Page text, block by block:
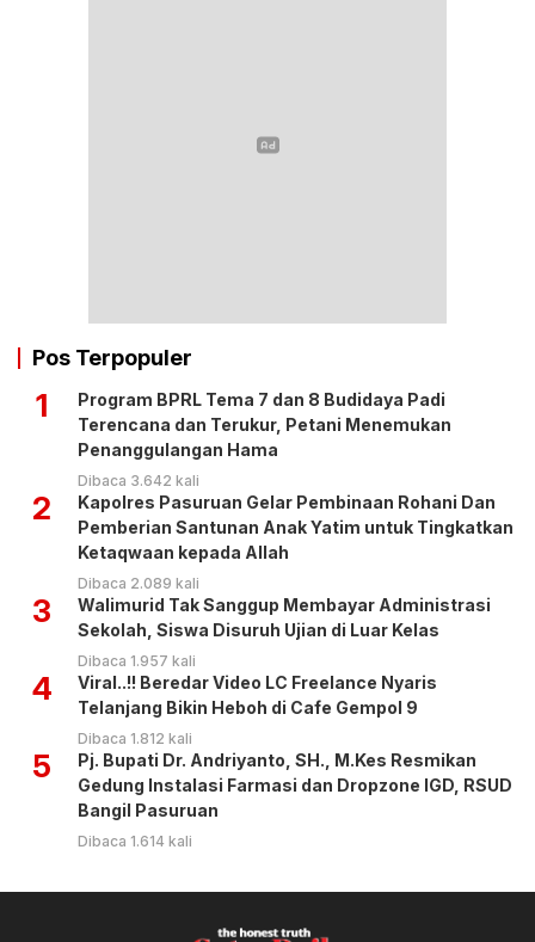
Pos Terpopuler
1
Program BPRL Tema 7 dan 8 Budidaya Padi
Terencana dan Terukur, Petani Menemukan
Penanggulangan Hama
Dibaca 3.642 kali
2
Kapolres Pasuruan Gelar Pembinaan Rohani Dan
Pemberian Santunan Anak Yatim untuk Tingkatkan
Ketaqwaan kepada Allah
Dibaca 2.089 kali
3
Walimurid Tak Sanggup Membayar Administrasi
Sekolah, Siswa Disuruh Ujian di Luar Kelas
Dibaca 1.957 kali
4
Viral..!! Beredar Video LC Freelance Nyaris
Telanjang Bikin Heboh di Cafe Gempol 9
Dibaca 1.812 kali
5
Pj. Bupati Dr. Andriyanto, SH., M.Kes Resmikan
Gedung Instalasi Farmasi dan Dropzone IGD, RSUD
Bangil Pasuruan
Dibaca 1.614 kali